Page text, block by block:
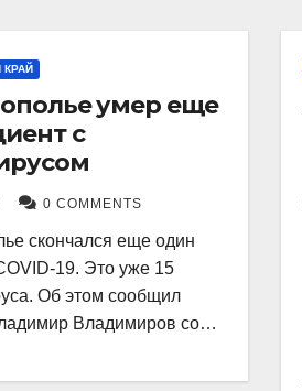
КРАЙ
умер еще
с
0 COMMENTS
скончался еще один
19. Это уже 15
Об этом сообщил
Владимиров со…